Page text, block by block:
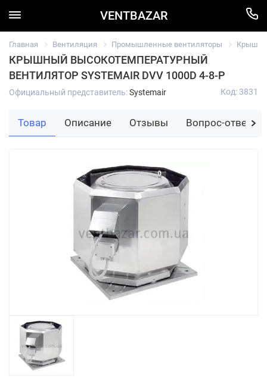
VENTBAZAR
Главная Вентиляция Промышленные вентиляторы
КРЫШНЫЙ ВЫСОКОТЕМПЕРАТУРНЫЙ
ВЕНТИЛЯТОР SYSTEMAIR DVV 1000D 4-8-P
Официальный представитель:Systemair Код: 3831
Товар Описание Отзывы Вопрос-ответ